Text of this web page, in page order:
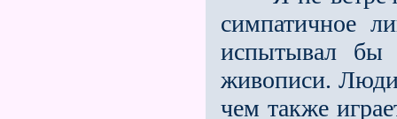
симпатичное
испытывал бы
живописи.
чем также